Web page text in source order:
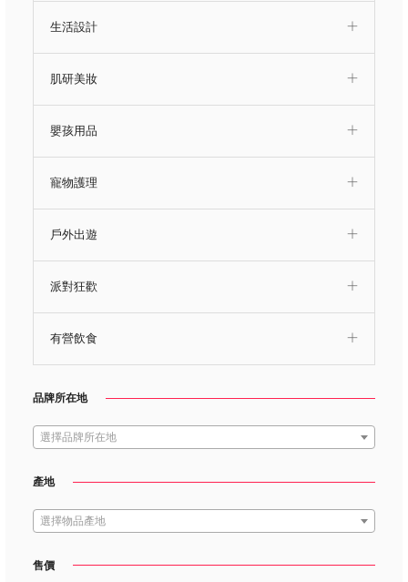
生活設計
肌研美妝
嬰孩用品
寵物護理
戶外出遊
派對狂歡
有營飲食
品牌所在地
選擇品牌所在地
產地
選擇物品產地
售價